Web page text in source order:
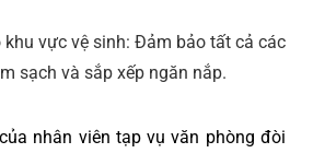
khu vực vệ sinh: Đảm bảo tất cả các
sạch và sắp xếp ngăn nắp.
nhân viên tạp vụ văn phòng đòi